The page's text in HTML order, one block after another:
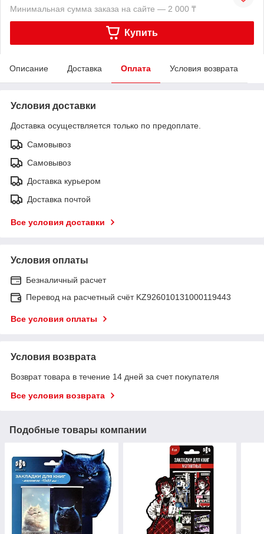
Минимальная сумма заказа на сайте — 2 000 ₸
Купить
Описание Доставка Оплата Условия возврата
Условия доставки
Доставка осуществляется только по предоплате.
Самовывоз
Самовывоз
Доставка курьером
Доставка почтой
Все условия доставки
Условия оплаты
Безналичный расчет
Перевод на расчетный счёт KZ926010131000119443
Все условия оплаты
Условия возврата
Возврат товара в течение 14 дней за счет покупателя
Все условия возврата
Подобные товары компании